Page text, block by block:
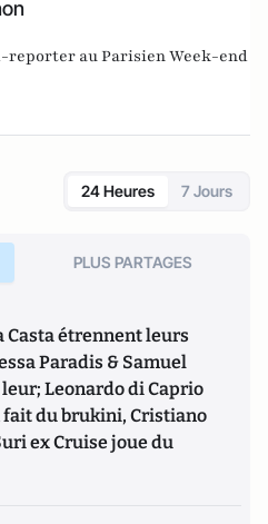
reporter au Parisien Week-end
24 Heures 7 Jours
PLUS PARTAGES
Casta étrennent leurs
Paradis & Samuel
Leonardo di Caprio
du brukini, Cristiano
ex Cruise joue du